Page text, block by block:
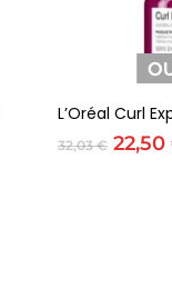
L’Oréal Curl
32,03€ O
22,50